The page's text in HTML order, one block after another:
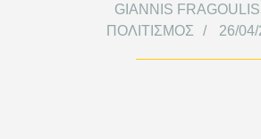
GIANNIS FRAGOULIS
ΠΟΛΙΤΙΣΜΌΣ
26/